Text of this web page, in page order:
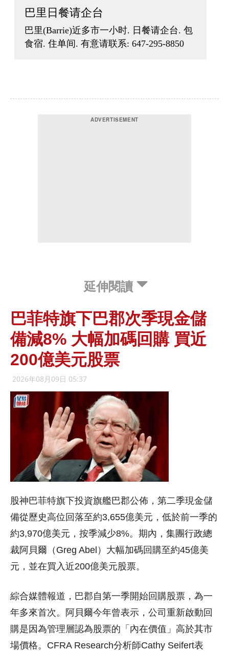
延伸閱讀
巴菲特旗下巴郡次季現金儲
備減8% 大幅加碼回購 買近
200億美元股票
2026年08月09日 05:37
股神巴菲特旗下投資旗艦巴郡公佈，第二季現金儲
備從歷史高位回落至約3,655億美元，低於前一季的
約3,970億美元，按季減少8%。期內，集團行政總
裁阿貝爾（Greg Abel）大幅加碼回購至約45億美
元，並在買入近200億美元股票。
綜合媒體報道，巴郡自第一季開始回購股票，為一
年多來首次。阿貝爾今年曾表示，公司重新啟動回
購是因為管理層認為股票的「內在價值」高於其市
場價格。CFRA Research分析師Cathy Seifert表